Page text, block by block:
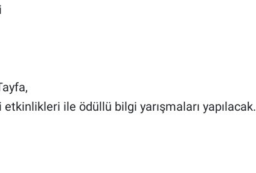
etkinlikleri ile ödüllü bilgi yarışmaları yapılacak.